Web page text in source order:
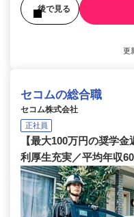
後で見る
更
セコムの総合職
セコム株式会社
正社員
【最大100万円の奨学
利厚生充実／平均年収